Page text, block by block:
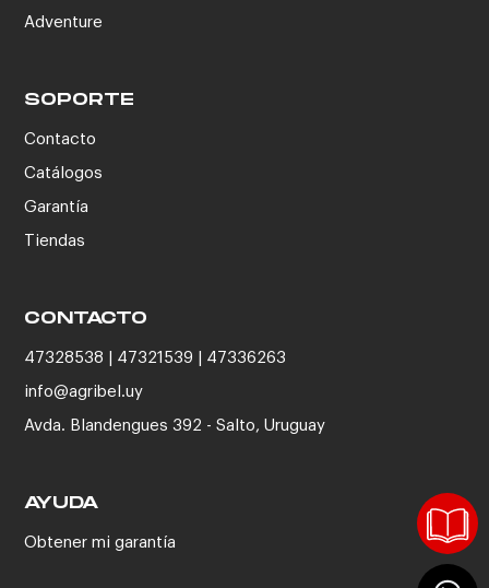
Adventure
SOPORTE
Contacto
Catálogos
Garantía
Tiendas
CONTACTO
47328538 | 47321539 | 47336263
info@agribel.uy
Avda. Blandengues 392 - Salto, Uruguay
AYUDA
Obtener mi garantía